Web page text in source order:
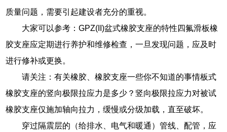
质量问题，需要引起建设者充分的重视。
大家可以参考：GPZ(II)盆式橡胶支座的特性四氟滑板橡
胶支座应定期进行养护和维修检查，一旦发现问题，应及时
进行修补或更换。
请关注：有关橡胶、橡胶支座一些你不知道的事情板式
橡胶支座的竖向极限拉应力是多少？竖向极限拉应力对被试
橡胶支座仅施加轴向拉力，缓慢或分级加载，直至破坏。
穿过隔震层的（给排水、电气和暖通）管线、配管，应